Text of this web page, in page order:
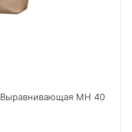
Выравнивающая МН 40